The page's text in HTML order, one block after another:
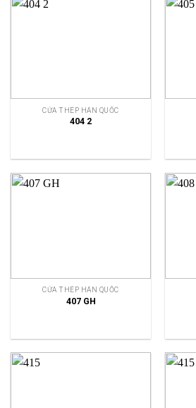
CỬA THÉP HÀN QUỐC
404 2
CỬA THÉP HÀN QUỐC
407 GH